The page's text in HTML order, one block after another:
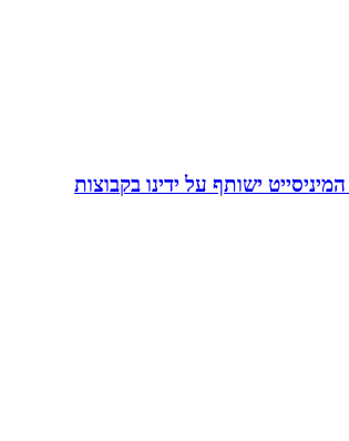
ישותף על ידינו בקבוצות